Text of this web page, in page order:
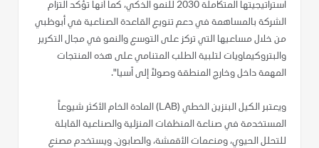
استراتيجيتها المتكاملة 2030 للنمو الذكي، كما أنها تؤكد التزام
الشركة بالمساهمة في دعم تنويع القاعدة الصناعية في أبوظبي
من خلال مساعيها التي تركز على التوسع والنمو في مجال التكرير
والبتروكيماويات لتلبية الطلب المتنامي على هذه المنتجات
المهمة داخل وخارج المنطقة وصولاً إلى آسيا".
ويعتبر الكيل البنزين الخطي (LAB) المادة الخام الأكثر شيوعاً
المستخدمة في صناعة المنظفات المنزلية والصناعية القابلة
للتحلل الحيوي، ومنعمات الأقمشة، والصابون. ويستخدم مصنع